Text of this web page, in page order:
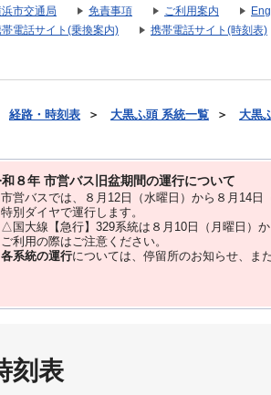
市交通局 免責事項 ご利用案内
電話サイト(乗換案内)
携帯電話サイト(時刻表)
経路・時刻表 ＞ 大黒ふ頭 系統一覧 ＞ 大黒
８年 市営バス旧盆期間の運行について
営バスでは、８⽉12⽇（水曜日）から８⽉14⽇
別ダイヤで運⾏します。
国大線【急行】329系統は８月10日（月曜日）か
利用の際はご注意ください。
各系統の運行については、停留所のお知らせ、また
刻表